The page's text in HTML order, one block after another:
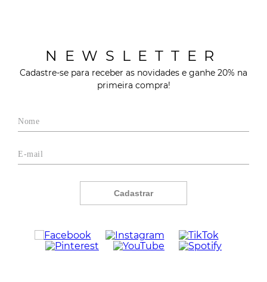
NEWSLETTER
Cadastre-se para receber as novidades e ganhe 20% na
primeira compra!
Cadastrar